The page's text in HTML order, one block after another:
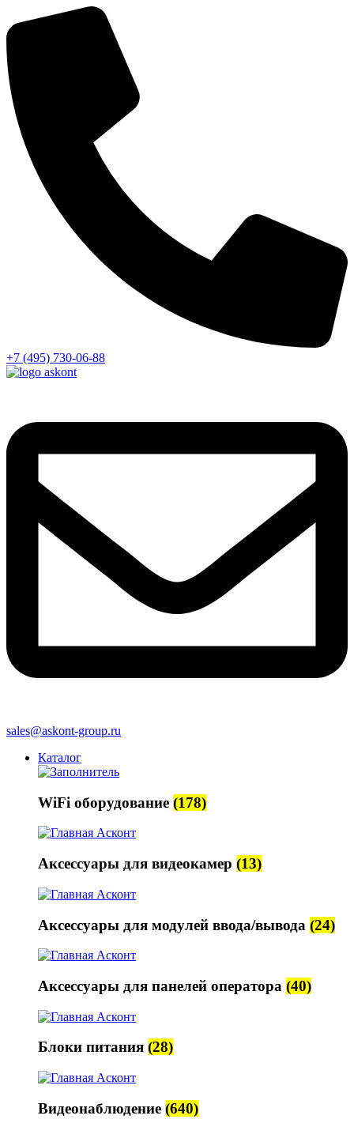
+7 (495) 730-06-88
sales@askont-group.ru
Каталог
WiFi оборудование (178)
Аксессуары для видеокамер (13)
Аксессуары для модулей ввода/вывода (24)
Аксессуары для панелей оператора (40)
Блоки питания (28)
Видеонаблюдение (640)